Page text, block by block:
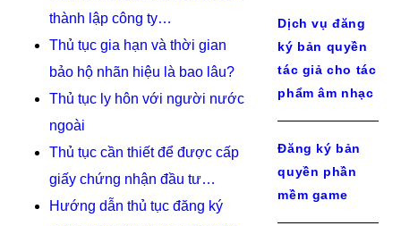
thành lập công ty…
Thủ tục gia hạn và thời gian
bảo hộ nhãn hiệu là bao lâu?
Thủ tục ly hôn với người nước
ngoài
Thủ tục cần thiết để được cấp
giấy chứng nhận đầu tư…
Hướng dẫn thủ tục đăng ký
Dịch vụ đăng
ký bản quyền
tác giả cho tác
phẩm âm nhạc
Đăng ký bản
quyền phần
mềm game